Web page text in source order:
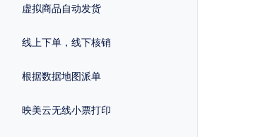
虚拟商品自动发货
线上下单，线下核销
根据数据地图派单
映美云无线小票打印